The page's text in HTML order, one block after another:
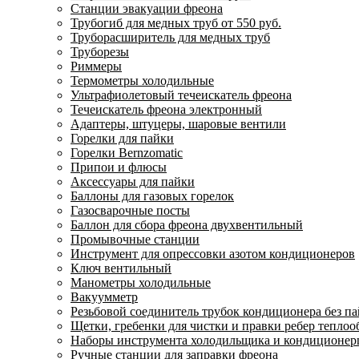
Станции эвакуации фреона
Трубогиб для медных труб от 550 руб.
Труборасширитель для медных труб
Труборезы
Риммеры
Термометры холодильные
Ультрафиолетовый течеискатель фреона
Течеискатель фреона электронный
Адаптеры, штуцеры, шаровые вентили
Горелки для пайки
Горелки Bernzomatic
Припои и флюсы
Аксессуары для пайки
Баллоны для газовых горелок
Газосварочные посты
Баллон для сбора фреона двухвентильный
Промывочные станции
Инструмент для опрессовки азотом кондиционеров
Ключ вентильный
Манометры холодильные
Вакуумметр
Резьбовой соединитель трубок кондиционера без
Щетки, гребенки для чистки и правки ребер
Наборы инструмента холодильщика и
Ручные станции для заправки фреона